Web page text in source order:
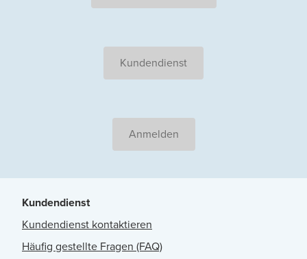
Kundendienst
Anmelden
Kundendienst
Kundendienst kontaktieren
Häufig gestellte Fragen (FAQ)